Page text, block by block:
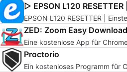
▷ EPSON L120
EPSON L120 RESETTER |
ZED: Zoom Easy
Eine kostenlose App für
Proctorio
Ein kostenloses Programm für